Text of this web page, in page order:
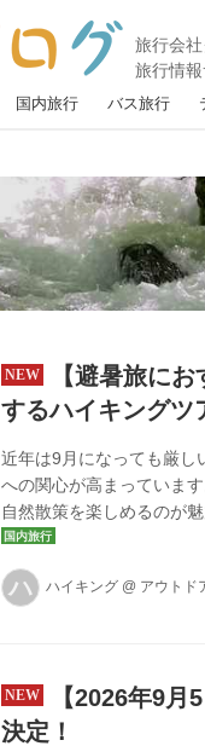
国内旅行 バス旅行
【避暑旅に
するハイキングツ
近年は9月になっても厳し
への関心が高まっていま
自然散策を楽しめるのが
ん、30代〜50代の働く世
目的に人気を集めていま
シュ！8～9月の避暑旅や
ハ ハイキング @ アウトド
【2026年9
決定！